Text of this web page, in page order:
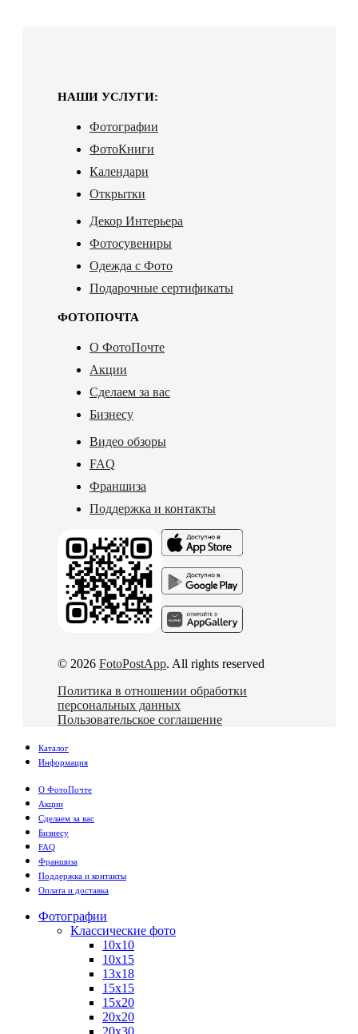
НАШИ УСЛУГИ:
Фотографии
ФотоКниги
Календари
Открытки
Декор Интерьера
Фотосувениры
Одежда с Фото
Подарочные сертификаты
ФОТОПОЧТА
О ФотоПочте
Акции
Сделаем за вас
Бизнесу
Видео обзоры
FAQ
Франшиза
Поддержка и контакты
© 2026 FotoPostApp. All rights reserved
Политика в отношении обработки
персональных данных
Пользовательское соглашение
Каталог
Информация
О ФотоПочте
Акции
Сделаем за вас
Бизнесу
FAQ
Франшиза
Поддержка и контакты
Оплата и доставка
Фотографии
Классические фото
10х10
10х15
13х18
15х15
15х20
20х20